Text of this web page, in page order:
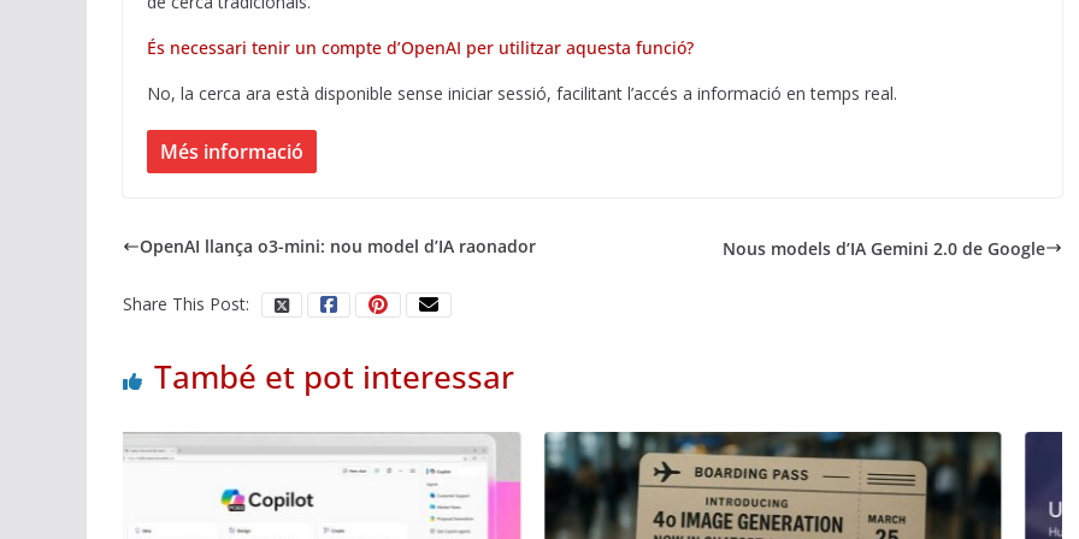
És necessari tenir un compte d’OpenAI per utilitzar aquesta funció?
No, la cerca ara està disponible sense iniciar sessió, facilitant l’accés a informació en temps real.
Més informació
OpenAI llança o3-mini: nou model d’IA raonador Nous models d’IA Gemini 2.0 de Google
Share This Post:
També et pot interessar